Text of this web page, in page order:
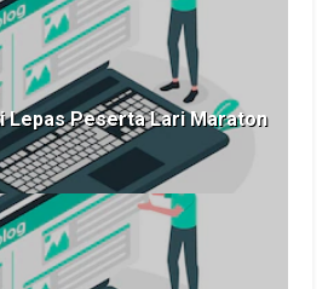
Lepas Peserta Lari Maraton